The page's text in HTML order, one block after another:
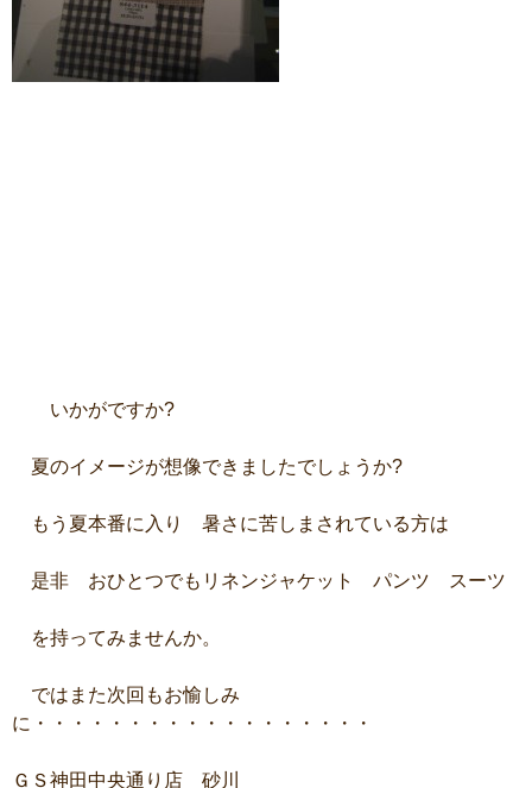
いかがですか?
夏のイメージが想像できましたでしょうか?
もう夏本番に入り 暑さに苦しまされている方は
是非 おひとつでもリネンジャケット パンツ スーツ
を持ってみませんか。
ではまた次回もお愉しみ
に・・・・・・・・・・・・・・・・・・
ＧＳ神田中央通り店 砂川